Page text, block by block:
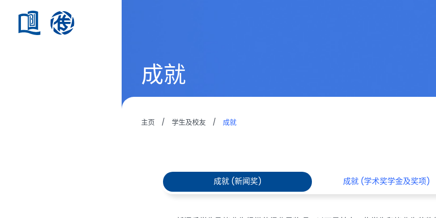
成就
主页 / 学生及校友 / 成就
成就 (新闻奖) 成就 (学术奖学金及奖项)